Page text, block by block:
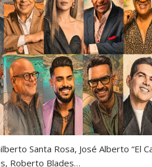
Santa Rosa, José Alberto “El
Roberto Blades…